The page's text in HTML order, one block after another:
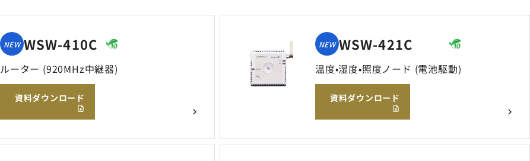
NEW WSW-410C
ルーター (920MHz中継器)
資料ダウンロード
NEW WSW-421C
温度•湿度•照度ノード (電池駆動)
資料ダウンロード